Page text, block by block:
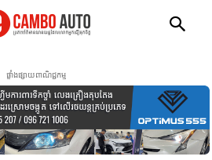
ផ្ទាំងផ្សាយពាណិជ្ជកម្ម